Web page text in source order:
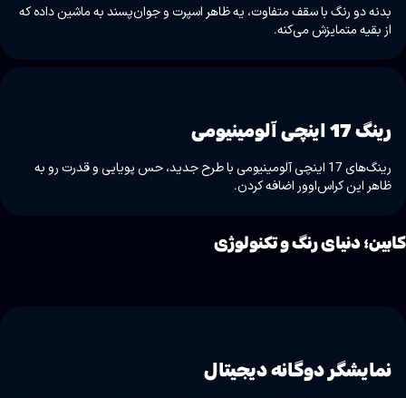
بدنه دو رنگ با سقف متفاوت، یه ظاهر اسپرت و جوان‌پسند به ماشین داده که
از بقیه متمایزش می‌کنه.
رینگ 17 اینچی آلومینیومی
رینگ‌های 17 اینچی آلومینیومی با طرح جدید، حس پویایی و قدرت رو به
ظاهر این کراس‌اوور اضافه کردن.
دنیای رنگ و تکنولوژی
نمایشگر دوگانه دیجیتال